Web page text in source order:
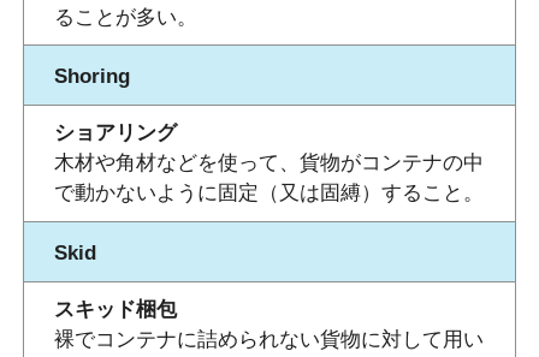
ることが多い。
Shoring
ショアリング
木材や角材などを使って、貨物がコンテナの中
で動かないように固定（又は固縛）すること。
Skid
スキッド梱包
裸でコンテナに詰められない貨物に対して用い